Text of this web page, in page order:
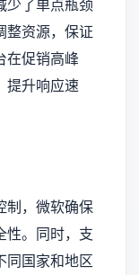
少了单点瓶颈
整资源，保证
在促销高峰
提升响应速
制，微软确保
性。同时，支
同国家和地区